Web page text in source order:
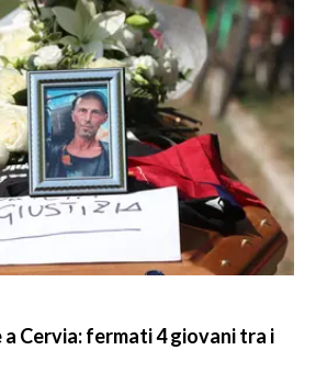
Cervia: fermati 4 giovani tra i